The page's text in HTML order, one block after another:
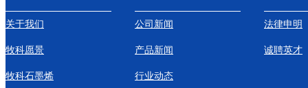
关于我们
牧科愿景
牧科石墨烯
公司新闻
产品新闻
行业动态
法律申明
诚聘英才